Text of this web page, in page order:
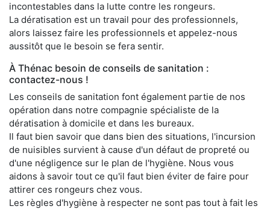
incontestables dans la lutte contre les rongeurs.
La dératisation est un travail pour des professionnels,
alors laissez faire les professionnels et appelez-nous
aussitôt que le besoin se fera sentir.
À Thénac besoin de conseils de sanitation :
contactez-nous !
Les conseils de sanitation font également partie de nos
opération dans notre compagnie spécialiste de la
dératisation à domicile et dans les bureaux.
Il faut bien savoir que dans bien des situations, l'incursion
de nuisibles survient à cause d'un défaut de propreté ou
d'une négligence sur le plan de l'hygiène. Nous vous
aidons à savoir tout ce qu'il faut bien éviter de faire pour
attirer ces rongeurs chez vous.
Les règles d'hygiène à respecter ne sont pas tout à fait les